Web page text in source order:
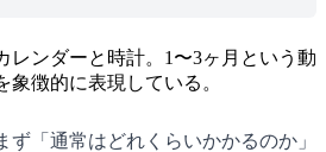
「通常はどれくらいかかるのか」